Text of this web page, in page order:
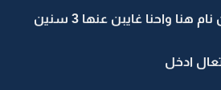
واحنا غايبن عنها 3 سنين
ادخل